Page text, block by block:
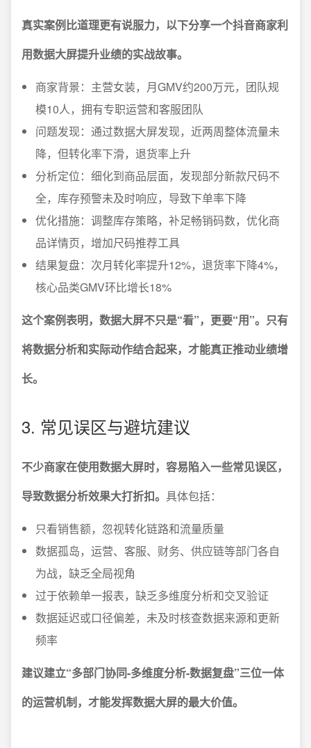
真实案例比道理更有说服力，以下分享一个抖音商家利
用数据大屏提升业绩的实战故事。
商家背景：主营女装，月GMV约200万元，团队规
模10人，拥有专职运营和客服团队
问题发现：通过数据大屏发现，近两周整体流量未
降，但转化率下滑，退货率上升
分析定位：细化到商品层面，发现部分新款尺码不
全，库存预警未及时响应，导致下单率下降
优化措施：调整库存策略，补足畅销码数，优化商
品详情页，增加尺码推荐工具
结果复盘：次月转化率提升12%，退货率下降4%，
核心品类GMV环比增长18%
这个案例表明，数据大屏不只是“看”，更要“用”。只有
将数据分析和实际动作结合起来，才能真正推动业绩增
长。
3. 常见误区与避坑建议
不少商家在使用数据大屏时，容易陷入一些常见误区，
导致数据分析效果大打折扣。 具体包括：
只看销售额，忽视转化链路和流量质量
数据孤岛，运营、客服、财务、供应链等部门各自
为战，缺乏全局视角
过于依赖单一报表，缺乏多维度分析和交叉验证
数据延迟或口径偏差，未及时核查数据来源和更新
频率
建议建立“多部门协同-多维度分析-数据复盘”三位一体
的运营机制，才能发挥数据大屏的最大价值。